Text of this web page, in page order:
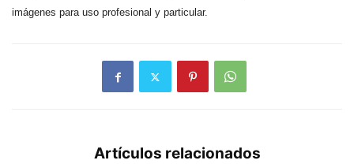
imágenes para uso profesional y particular.
Artículos relacionados